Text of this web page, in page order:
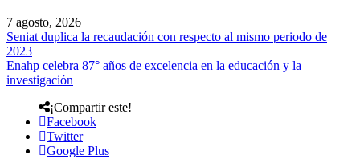
7 agosto, 2026
Seniat duplica la recaudación con respecto al mismo periodo de
2023
Enahp celebra 87° años de excelencia en la educación y la
investigación
¡Compartir este!
Facebook
Twitter
Google Plus